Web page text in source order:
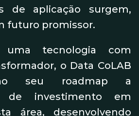
de aplicação surgem,
futuro promissor.
uma tecnologia com
o Data CoLAB
seu roadmap a
de investimento em
área, desenvolvendo